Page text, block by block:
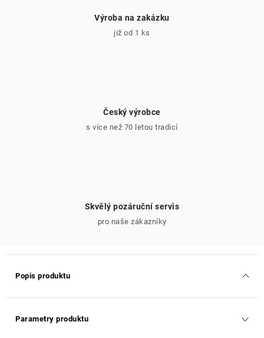
Výroba na zakázku
již od 1 ks
Český výrobce
s více než 70 letou tradicí
Skvělý pozáruční servis
pro naše zákazníky
Popis produktu
Parametry produktu